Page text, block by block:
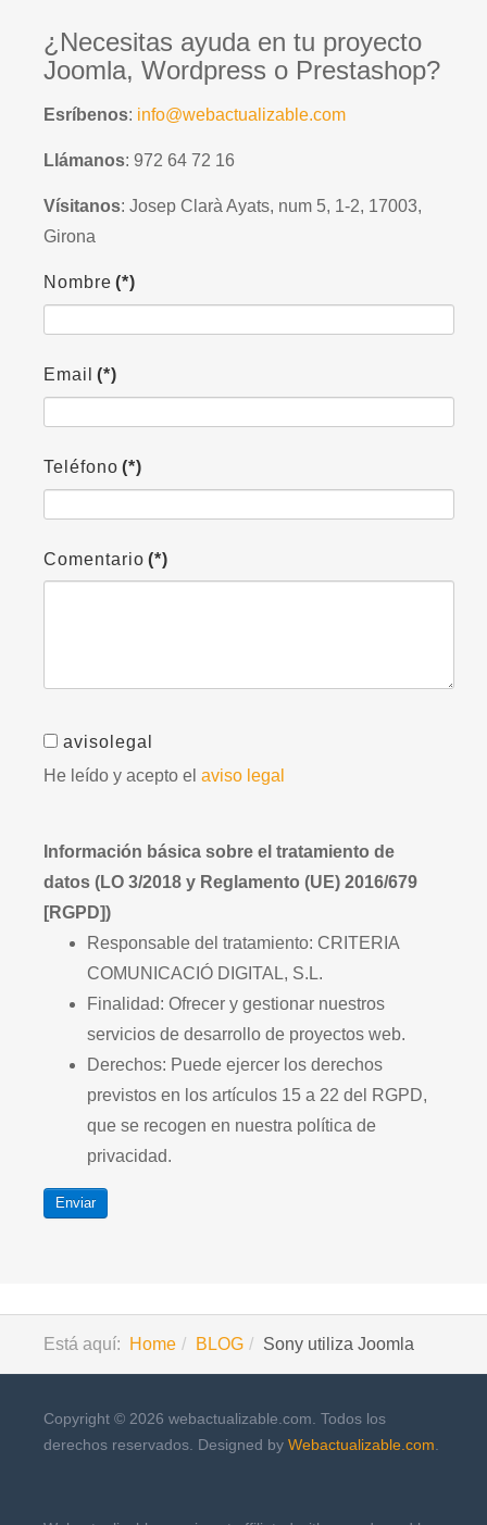
¿Necesitas ayuda en tu proyecto
Joomla, Wordpress o Prestashop?
Esríbenos: info@webactualizable.com
Llámanos: 972 64 72 16
Vísitanos: Josep Clarà Ayats, num 5, 1-2, 17003,
Girona
Nombre (*)
Email (*)
Teléfono (*)
Comentario (*)
avisolegal
He leído y acepto el aviso legal
Información básica sobre el tratamiento de
datos (LO 3/2018 y Reglamento (UE) 2016/679
[RGPD])
Responsable del tratamiento: CRITERIA
COMUNICACIÓ DIGITAL, S.L.
Finalidad: Ofrecer y gestionar nuestros
servicios de desarrollo de proyectos web.
Derechos: Puede ejercer los derechos
previstos en los artículos 15 a 22 del RGPD,
que se recogen en nuestra política de
privacidad.
Enviar
Está aquí: Home BLOG Sony utiliza Joomla
Copyright © 2026 webactualizable.com. Todos los
derechos reservados. Designed by Webactualizable.com